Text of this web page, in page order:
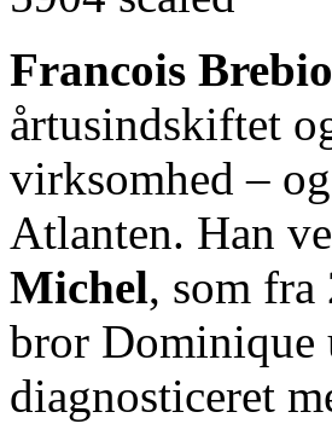
Francois
årtusindskiftet
virksomhed –
Atlanten. Han
Michel, som
bror Dominique
diagnosticeret